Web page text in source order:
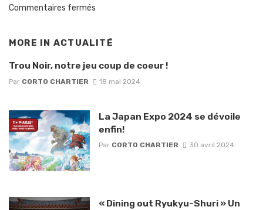
Commentaires fermés
MORE IN ACTUALITÉ
Trou Noir, notre jeu coup de coeur !
Par CORTO CHARTIER 18 mai 2024
La Japan Expo 2024 se dévoile
enfin!
Par CORTO CHARTIER 30 avril 2024
« Dining out Ryukyu-Shuri » Un